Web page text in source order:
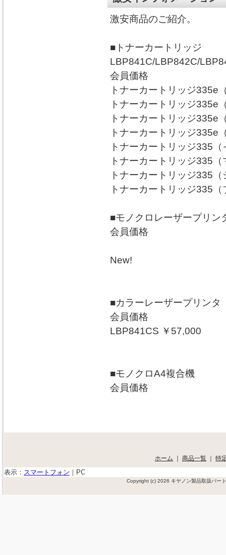
激安商品のご紹介。
■トナーカートリッジ
LBP841C/LBP842C/
会員価格
トナーカートリッジ
トナーカートリッジ
トナーカートリッジ
トナーカートリッジ
トナーカートリッジ335
トナーカートリッジ335
トナーカートリッジ335
トナーカートリッジ335
■モノクロレーザープリン
会員価格
New!
■カラーレーザープリンタ
会員価格
LBP841CS ￥57,000
■モノクロA4複合機
会員価格
ホーム ｜ 商品一覧 ｜ 特
表示： スマートフォン ｜ PC
Copyright (c) 2026 キヤノン製品取扱パー